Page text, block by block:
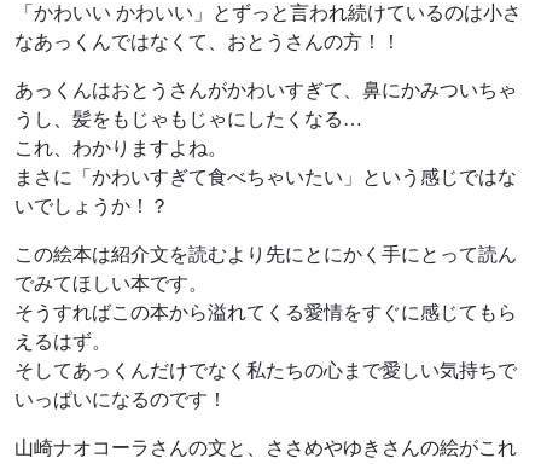
「かわいい かわいい」とずっと言われ続けているのは小さ
なあっくんではなくて、おとうさんの方！！
あっくんはおとうさんがかわいすぎて、鼻にかみついちゃ
うし、髪をもじゃもじゃにしたくなる…
これ、わかりますよね。
まさに「かわいすぎて食べちゃいたい」という感じではな
いでしょうか！？
この絵本は紹介文を読むより先にとにかく手にとって読ん
でみてほしい本です。
そうすればこの本から溢れてくる愛情をすぐに感じてもら
えるはず。
そしてあっくんだけでなく私たちの心まで愛しい気持ちで
いっぱいになるのです！
山崎ナオコーラさんの文と、ささめやゆきさんの絵がこれ